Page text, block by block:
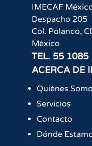
IMECAF
Despacho 205
Col. Polanco,
México
TEL. 55 1085
ACERCA DE
Quiénes
Servicios
Contacto
Dónde